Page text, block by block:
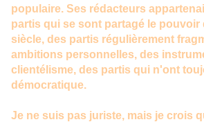
populaire. Ses rédacteurs
partis qui se sont partagé le
siècle, des partis régulièrement
ambitions personnelles, des
clientélisme, des partis qui n'ont
démocratique.
Je ne suis pas juriste, mais je crois